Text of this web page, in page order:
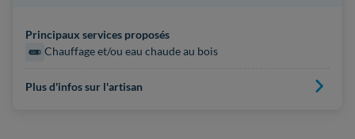
Principaux services proposés
Chauffage et/ou eau chaude au bois
Plus d'infos sur l'artisan